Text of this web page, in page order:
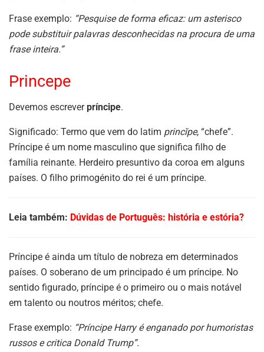
Frase exemplo: “Pesquise de forma eficaz: um asterisco
pode substituir palavras desconhecidas na procura de uma
frase inteira.”
Princepe
Devemos escreverpríncipe.
Significado: Termo que vem do latim princĭpe, “chefe”.
Príncipe é um nome masculino que significa filho de
família reinante. Herdeiro presuntivo da coroa em alguns
países. O filho primogénito do rei é um príncipe.
Leia também: Dúvidas de Português: história e estória?
Príncipe é ainda um título de nobreza em determinados
países. O soberano de um principado é um príncipe. No
sentido figurado, príncipe é o primeiro ou o mais notável
em talento ou noutros méritos; chefe.
Frase exemplo: “Príncipe Harry é enganado por humoristas
russos e critica Donald Trump”.